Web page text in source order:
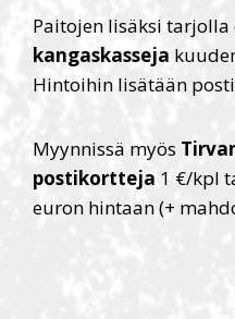
Paitojen lisäksi
kangaskasseja
Hintoihin lisätään
Myynnissä myös
postikortteja 1 €/kpl
euron hintaan (+